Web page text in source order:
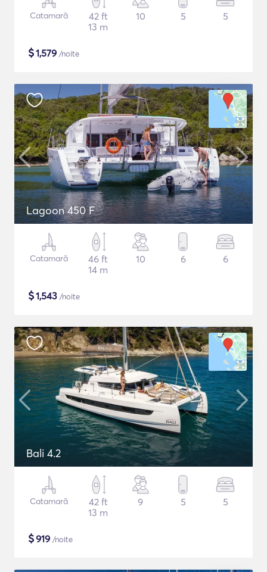
Catamarã
42 ft
13 m
10 5 5
$1,579 /noite
Lagoon 450 F
Catamarã
46 ft
14 m
10 6 6
$1,543 /noite
Bali 4.2
Catamarã
42 ft
13 m
9 5 5
$919 /noite